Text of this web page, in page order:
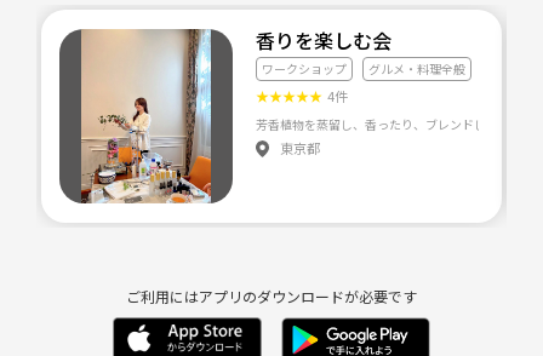
香りを楽しむ会
ワークショップ グルメ・料理全般
★★★★★ 4件
東京都
ご利用にはアプリのダウンロードが必要です